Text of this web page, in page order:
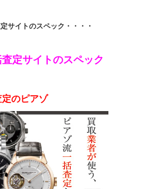
サイトのスペック・・・・
定サイトのスペック
のピアゾ